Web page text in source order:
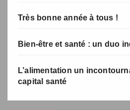
Très bonne année à tous !
Bien-être et santé : un duo
L’alimentation un
capital santé